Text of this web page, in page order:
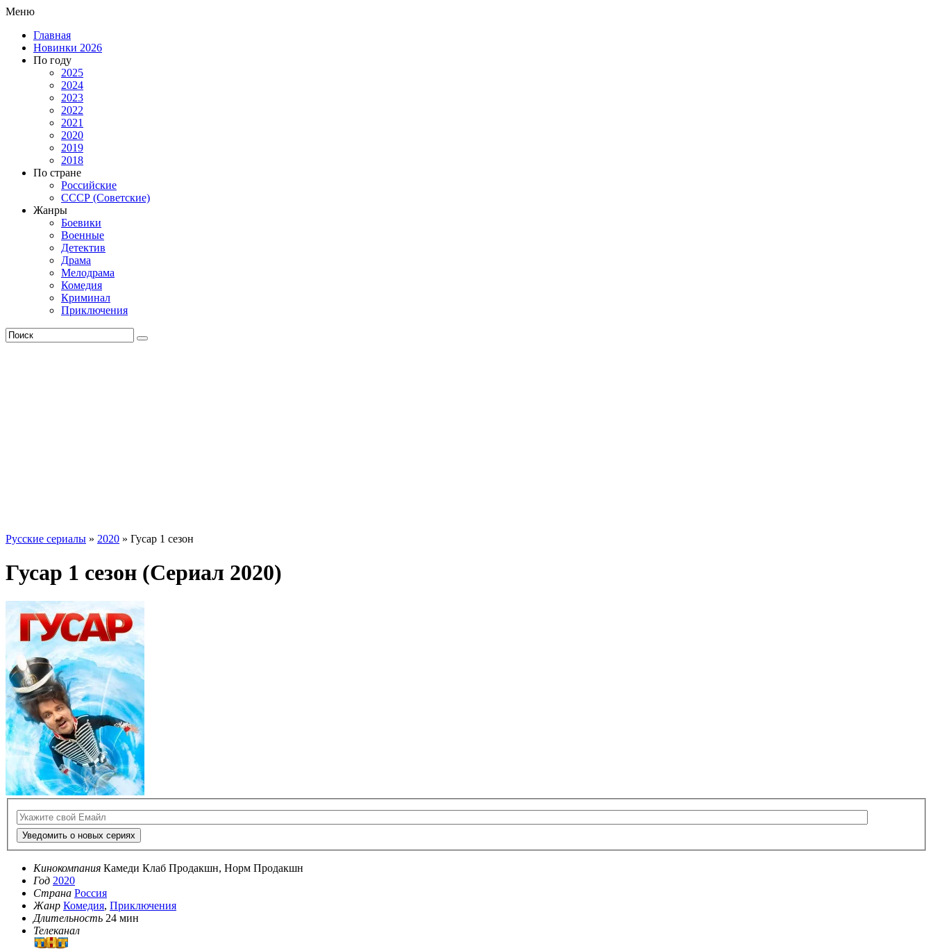
Меню
Главная
Новинки 2026
По году
2025
2024
2023
2022
2021
2020
2019
2018
По стране
Российские
СССР (Советские)
Жанры
Боевики
Военные
Детектив
Драма
Мелодрама
Комедия
Криминал
Приключения
Русские сериалы » 2020 » Гусар 1 сезон
Гусар 1 сезон (Сериал 2020)
Уведомить о новых сериях
Кинокомпания Камеди Клаб Продакшн, Норм Продакшн
Год 2020
Страна Россия
Жанр Комедия, Приключения
Длительность 24 мин
Телеканал